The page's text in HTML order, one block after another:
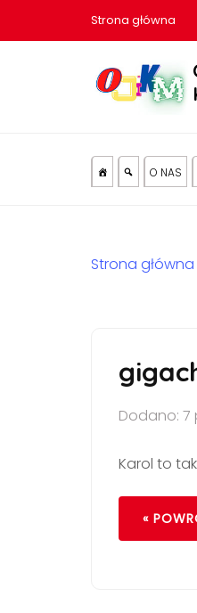
Strona główna
O NAS
Strona główna
Dodano: 7
Karol to
«